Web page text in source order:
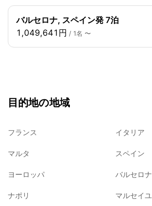
バルセロナ, スペイン発 7泊
1,049,641円 / 1名 〜
目的地の地域
フランス イタリア
マルタ スペイン
ヨーロッパ バルセロナ
ナポリ マルセイユ